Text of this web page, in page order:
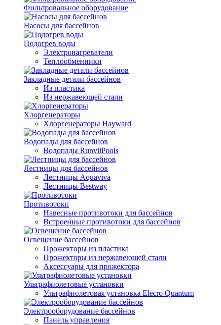
Фильтровальное оборудование
Насосы для бассейнов
Подогрев воды
Электронагреватели
Теплообменники
Закладные детали бассейнов
Из пластика
Из нержавеющей стали
Хлоргенераторы
Хлоргенераторы Hayward
Водопады для бассейнов
Водопады RunvilPools
Лестницы для бассейнов
Лестницы Aquaviva
Лестницы Bestway
Противотоки
Навесные противотоки для бассейнов
Встроенные противотоки для бассейнов
Освещение бассейнов
Прожекторы из пластика
Прожекторы из нержавеющей стали
Аксессуары для прожектора
Ультрафиолетовые установки
Ультрафиолетовая установка Elecro Quantum
Электрооборудование бассейнов
Панель управления